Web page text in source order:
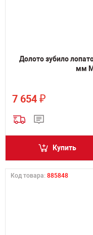
Долото зубило
мм
7 654 ₽
Купить
Код товара: 885848